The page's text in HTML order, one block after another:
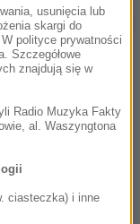
wziąć udział
Jorku
Matwijenko,
w pracach
usunięcia lub
skargi do
polityce prywatności
Szczegółowe
znajdują się w
Radio Muzyka Fakty
al. Waszyngtona
ciasteczka) i inne